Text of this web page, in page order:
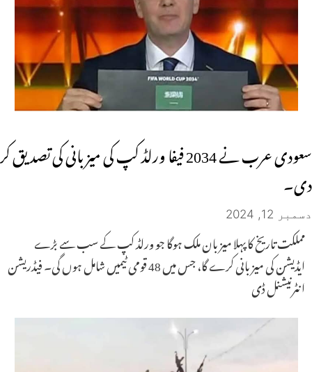
سعودی عرب نے 2034 فیفا ورلڈ کپ کی میزبانی کی تصدیق کر
دی۔
دسمبر 12, 2024
مملکت تاریخ کا پہلا میزبان ملک ہوگا جو ورلڈ کپ کے سب سے بڑے
ایڈیشن کی میزبانی کرے گا، جس میں 48 قومی ٹیمیں شامل ہوں گی۔ فیڈریشن
انٹرنیشنل ڈی